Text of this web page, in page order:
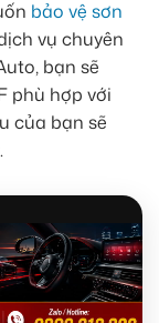
bảo vệ sơn
vụ chuyên
bạn sẽ
phù hợp với
của bạn sẽ